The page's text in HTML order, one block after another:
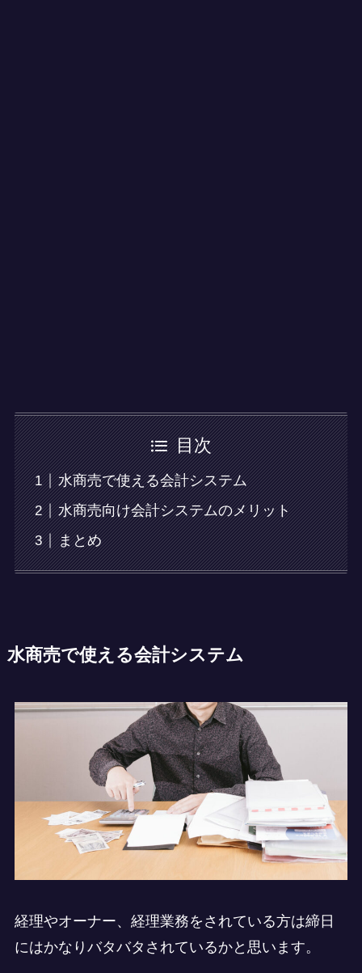
目次
水商売で使える会計システム
水商売向け会計システムのメリット
まとめ
水商売で使える会計システム
経理やオーナー、経理業務をされている方は締日
にはかなりバタバタされているかと思います。